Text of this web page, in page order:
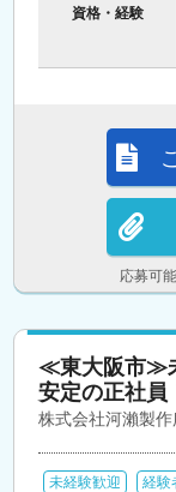
資格・経験
応募可
≪東大阪市≫
安定の正社員
株式会社河瀨製作
未経験歓迎 経験